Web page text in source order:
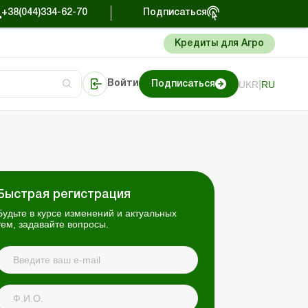
+38(044)334-62-70 Подписаться
Кредиты для Агро
Войти Подписаться UKR RU
регистрация
в курсе изменений и актуальных
задавайте вопросы.